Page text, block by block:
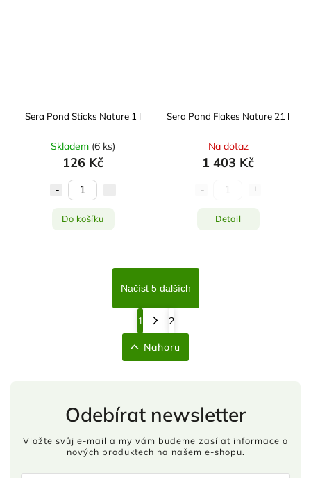
Sera Pond Sticks Nature 1 l
Skladem (6 ks)
126 Kč
Do košíku
Sera Pond Flakes Nature 21 l
Na dotaz
1 403 Kč
Detail
Načíst 5 dalších
1 2
Nahoru
Odebírat newsletter
Vložte svůj e-mail a my vám budeme zasílat informace o
nových produktech na našem e-shopu.